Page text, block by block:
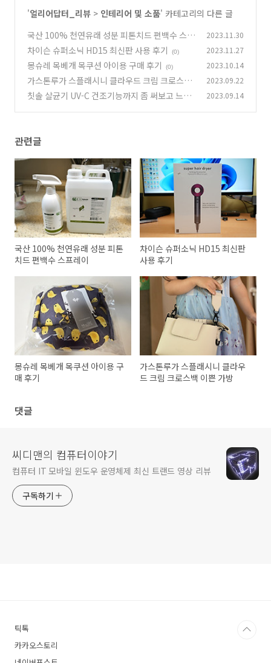
'얼리어답터_리뷰 > 인테리어 및 소품' 카테고리의 다른 글
국산 100% 천연유래 성분 피톤치드 편백수 스프
레이
(0)
2023.11.30
차이슨 슈퍼소닉 HD15 최신판 사용 후기 (0) 2023.11.27
몽슈레 목베개 목쿠션 아이용 구매 후기 (0) 2023.10.14
가스톤루가 스플래시니 클라우드 크림 크로스백
이쁜 가방
(0)
2023.09.22
칫솔 살균기 UV-C 건조기능까지 좀 써보고 느낀
2023.09.14
관련글
국산 100% 천연유래 성분 피톤
치드 편백수 스프레이
차이슨 슈퍼소닉 HD15 최신판
사용 후기
몽슈레 목베개 목쿠션 아이용 구
매 후기
가스톤루가 스플래시니 클라우
드 크림 크로스백 이쁜 가방
댓글
씨디맨의 컴퓨터이야기
컴퓨터 IT 모바일 윈도우 운영체제 최신 트랜드 영상 리뷰
구독하기
틱톡
카카오스토리